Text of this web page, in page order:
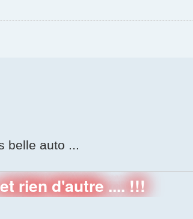
belle auto ...
rien d'autre .... !!!